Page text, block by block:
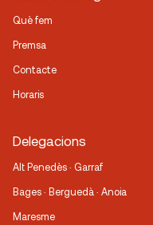
Què fem
Premsa
Contacte
Horaris
Delegacions
Alt Penedès · Garraf
Bages · Berguedà · Anoia
Maresme